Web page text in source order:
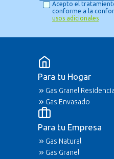
Acepto el
conforme a la
usos adicionales
Para tu Hogar
Gas Granel
Gas Envasado
Para tu Empresa
Gas Natural
Gas Granel